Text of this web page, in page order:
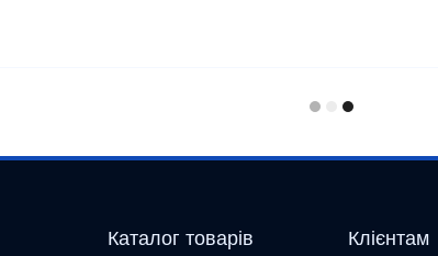
Каталог товарів Клієнтам